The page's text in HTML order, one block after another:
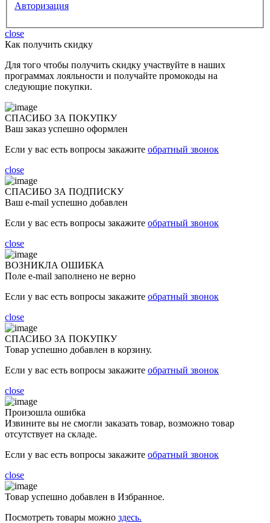
Авторизация
close
Как получить скидку
Для того чтобы получить скидку участвуйте в наших
программах лояльности и получайте промокоды на
следующие покупки.
СПАСИБО ЗА ПОКУПКУ
Ваш заказ успешно оформлен
Если у вас есть вопросы закажите обратный звонок
close
СПАСИБО ЗА ПОДПИСКУ
Ваш e-mail успешно добавлен
Если у вас есть вопросы закажите обратный звонок
close
ВОЗНИКЛА ОШИБКА
Поле e-mail заполнено не верно
Если у вас есть вопросы закажите обратный звонок
close
СПАСИБО ЗА ПОКУПКУ
Товар успешно добавлен в корзину.
Если у вас есть вопросы закажите обратный звонок
close
Произошла ошибка
Извините вы не смогли заказать товар, возможно товар
отсутствует на складе.
Если у вас есть вопросы закажите обратный звонок
close
Товар успешно добавлен в Избранное.
Посмотреть товары можно здесь.